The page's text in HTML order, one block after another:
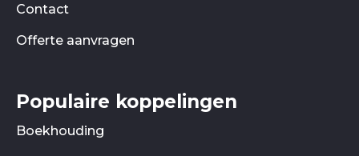
Contact
Offerte aanvragen
Populaire koppelingen
Boekhouding